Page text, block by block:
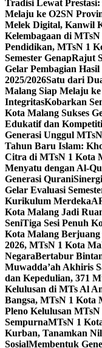
Tradisi Lewat
Melaju ke O2SN
Melek Digital, Kanwil
Kelembagaan di
Pendidikan, MTsN 1
Semester GenapRajut
Gelar Pembagian
2025/2026Satu dari
Malang Siap Melaju
IntegritasKobarkan
Kota Malang Sukses
Edukatif dan
Generasi Unggul
Tahun Baru Islam:
Citra di MTsN 1 Kota
Menyatu dengan Al-
Generasi Qurani
Gelar Evaluasi
Kurikulum Merdeka
Kota Malang Jadi
SeniTiga Sesi Penuh
Kota Malang
2026, MTsN 1 Kota
NegaraBertabur
Muwadda’ah Akhiris
dan Kepedulian, 371
Kelulusan di MTs Al
Bangsa, MTsN 1 Kota
Pleno Kelulusan
SempurnaMTsN 1
Kurban, Tanamkan
SosialMembentuk